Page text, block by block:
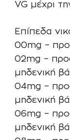
VG μέχρι
Επίπεδα
00mg –
02mg –
μηδενική
04mg –
μηδενική
06mg –
μηδενική